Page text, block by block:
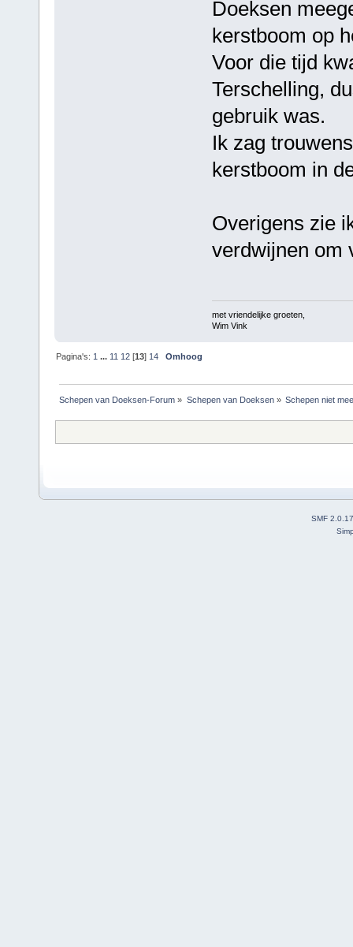
Doeksen
kerstboom op
Voor die tijd
Terschelling,
gebruik was.
Ik zag
kerstboom in
Overigens zie
verdwijnen om
met vriendelijke groeten,
Wim Vink
Pagina's: 1 ... 11 12 [13] 14 Omhoog
Schepen van Doeksen-Forum » Schepen van Doeksen» Schepen niet
SMF 2.0.17